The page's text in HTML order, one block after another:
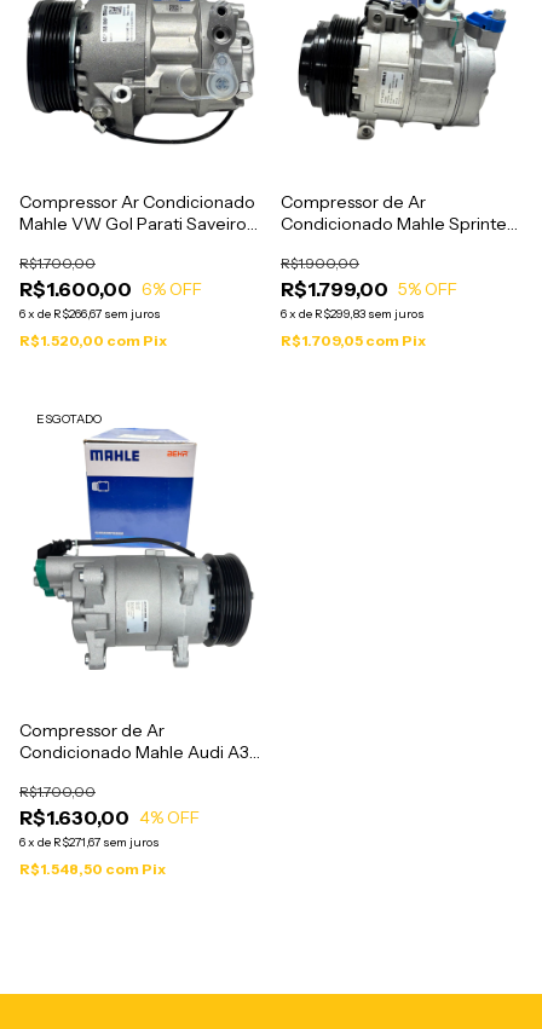
Compressor Ar Condicionado
Mahle VW Gol Parati Saveiro
R$1.600,00
R$1.700,00
6% OFF
6x de R$266,67 sem juros
R$1.520,00 com Pix
Compressor de Ar
Condicionado Mahle Sprinter
- ACP42
R$1.799,00
R$1.900,00
5% OFF
6x de R$299,83 sem juros
R$1.709,05 com Pix
ESGOTADO
Compressor de Ar
Condicionado Mahle Audi A3
ACP209
R$1.630,00
R$1.700,00
4% OFF
6x de R$271,67 sem juros
R$1.548,50 com Pix